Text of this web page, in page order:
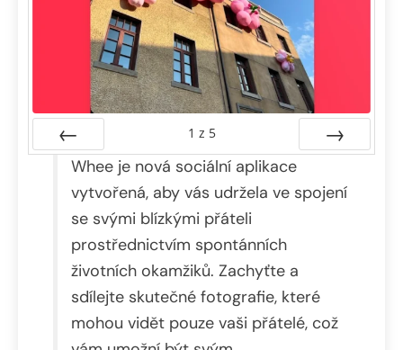
Předchozí
1 z 5
Whee je nová sociální aplikace
vytvořená, aby vás udržela ve spojení
se svými blízkými přáteli
prostřednictvím spontánních
životních okamžiků. Zachyťte a
sdílejte skutečné fotografie, které
mohou vidět pouze vaši přátelé, což